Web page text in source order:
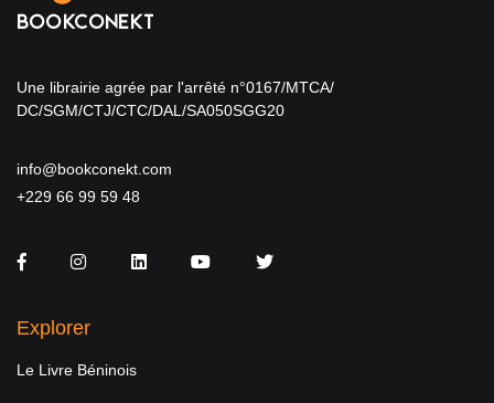
Une librairie agrée par l'arrêté n°0167/MTCA/
DC/SGM/CTJ/CTC/DAL/SA050SGG20
info@bookconekt.com
+229 66 99 59 48
FacebookInstagramLinkedInYou TubeTwitter
Explorer
Le Livre Béninois